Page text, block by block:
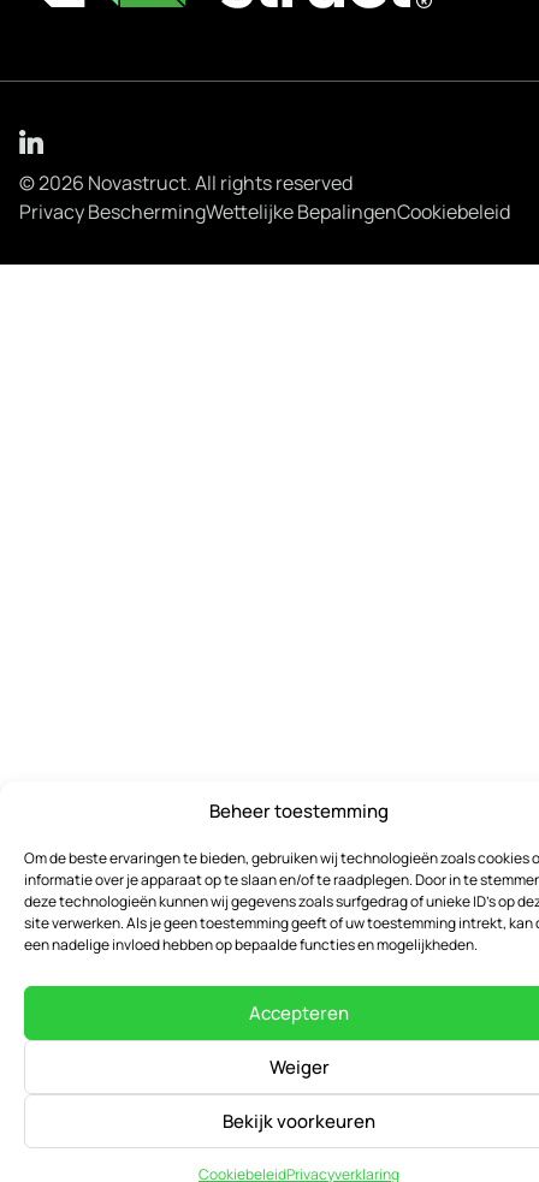
Beheer toestemming
Om de beste ervaringen te bieden, gebruiken wij technologieën zoals cookies
informatie over je apparaat op te slaan en/of te raadplegen. Door in te
deze technologieën kunnen wij gegevens zoals surfgedrag of unieke ID's op
site verwerken. Als je geen toestemming geeft of uw toestemming intrekt, kan
een nadelige invloed hebben op bepaalde functies en mogelijkheden.
Accepteren
Weiger
Bekijk voorkeuren
CookiebeleidPrivacyverklaring
© 2026 Novastruct. All rights reserved
Privacy BeschermingWettelijke BepalingenCookiebeleid